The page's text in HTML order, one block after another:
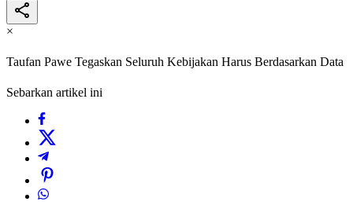
×
Taufan Pawe Tegaskan Seluruh Kebijakan Harus Berdasarkan Data
Sebarkan artikel ini